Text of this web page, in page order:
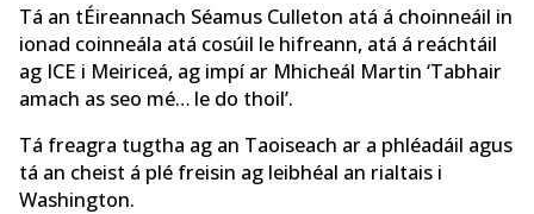
Tá an tÉireannach Séamus Culleton atá á choinneáil in
ionad coinneála atá cosúil le hifreann, atá á reáchtáil
ag ICE i Meiriceá, ag impí ar Mhicheál Martin ‘Tabhair
amach as seo mé… le do thoil’.
Tá freagra tugtha ag an Taoiseach ar a phléadáil agus
tá an cheist á plé freisin ag leibhéal an rialtais i
Washington.